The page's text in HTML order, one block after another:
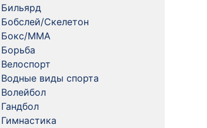
Бильярд
Бобслей/Скелетон
Бокс/MMA
Борьба
Велоспорт
Водные виды спорта
Волейбол
Гандбол
Гимнастика